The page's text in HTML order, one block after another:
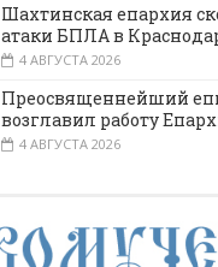
Шахтинская епархия
атаки БПЛА в
4 АВГУСТА 2026
Преосвященнейший
возглавил работу
4 АВГУСТА 2026